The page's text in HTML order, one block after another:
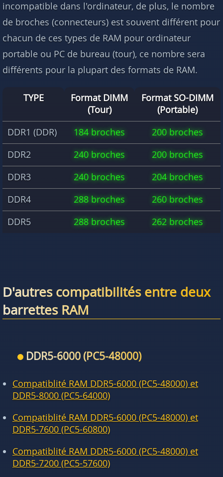
incompatible dans l'ordinateur, de plus, le nombre
de broches (connecteurs) est souvent différent pour
chacun de ces types de RAM pour ordinateur
portable ou PC de bureau (tour), ce nombre sera
différents pour la plupart des formats de RAM.
TYPE
Format DIMM
(Tour)
Format SO-DIMM
(Portable)
DDR1 (DDR)
184 broches
200 broches
DDR2
240 broches
200 broches
DDR3
240 broches
204 broches
DDR4
288 broches
260 broches
DDR5
288 broches 262 broches
D'autres compatibilités entre deux
barrettes RAM
DDR5-6000 (PC5-48000)
Compatiblité RAM DDR5-6000 (PC5-48000) et
DDR5-8000 (PC5-64000)
Compatiblité RAM DDR5-6000 (PC5-48000) et
DDR5-7600 (PC5-60800)
Compatiblité RAM DDR5-6000 (PC5-48000) et
DDR5-7200 (PC5-57600)